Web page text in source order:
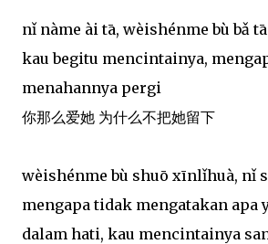
nǐ nàme ài tā, wèishénme bù bǎ
kau begitu mencintainya,
menahannya pergi
你那么爱她 为什么不把她留下
wèishénme bù shuō xīnlǐhuà, nǐ
mengapa tidak mengatakan apa
dalam hati, kau mencintainya